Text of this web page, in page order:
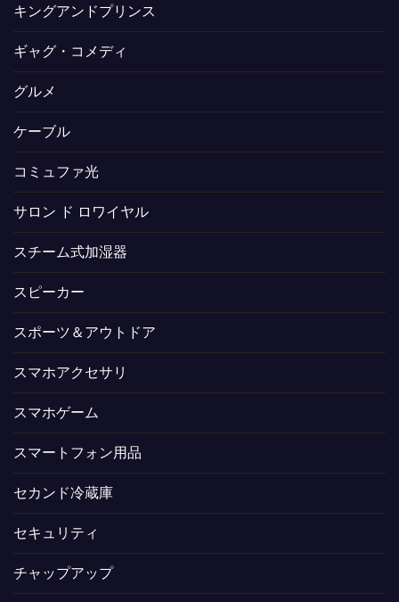
キングアンドプリンス
ギャグ・コメディ
グルメ
ケーブル
コミュファ光
サロン ド ロワイヤル
スチーム式加湿器
スピーカー
スポーツ＆アウトドア
スマホアクセサリ
スマホゲーム
スマートフォン用品
セカンド冷蔵庫
セキュリティ
チャップアップ